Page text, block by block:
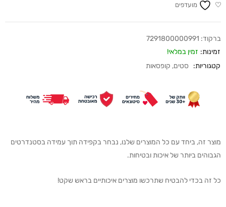
מועדפים
ברקוד: 7291800000991
זמינות: זמין במלאי!
קטגוריות:
סטים, קופסאות
מוצר זה, ביחד עם כל המוצרים שלנו, נבחר בקפידה תוך עמידה בסטנדרטים
הגבוהים ביותר של איכות ובטיחות.
כל זה בכדי להבטיח שתרכשו מוצרים איכותיים בראש שקט!